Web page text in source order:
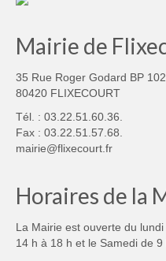
Mairie de
35 Rue Roger Godard BP
80420 FLIXECOURT
Tél. : 03.22.51.60.36.
Fax : 03.22.51.57.68.
mairie@flixecourt.fr
Horaires de la
La Mairie est ouverte du
14 h à 18 h et le Samedi de 9